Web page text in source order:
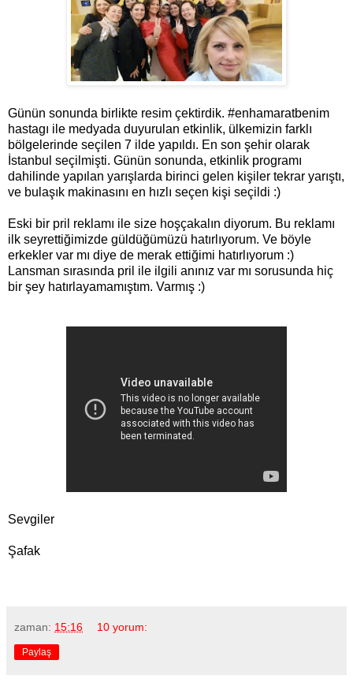
Günün sonunda birlikte resim çektirdik. #enhamaratbenim
hastagı ile medyada duyurulan etkinlik, ülkemizin farklı
bölgelerinde seçilen 7 ilde yapıldı. En son şehir olarak
İstanbul seçilmişti. Günün sonunda, etkinlik programı
dahilinde yapılan yarışlarda birinci gelen kişiler tekrar yarıştı,
ve bulaşık makinasını en hızlı seçen kişi seçildi :)
Eski bir pril reklamı ile size hoşçakalın diyorum. Bu reklamı
ilk seyrettiğimizde güldüğümüzü hatırlıyorum. Ve böyle
erkekler var mı diye de merak ettiğimi hatırlıyorum :)
Lansman sırasında pril ile ilgili anınız var mı sorusunda hiç
bir şey hatırlayamamıştım. Varmış :)
Sevgiler
Şafak
zaman: 15:16 10 yorum:
Paylaş